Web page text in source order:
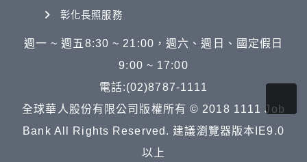
彰化長照服務
週一 ~ 週五8:30 ~ 21:00，週六、週日、國定假日
9:00 ~ 17:00
電話:(02)8787-1111
全球華人股份有限公司版權所有 © 2018 1111 Job
Bank All Rights Reserved. 建議瀏覽器版本IE9.0
以上